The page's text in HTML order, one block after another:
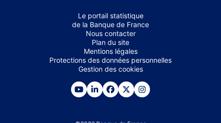
Le portail statistique
de la Banque de France
Nous contacter
Plan du site
Mentions légales
Protections des données personnelles
Gestion des cookies